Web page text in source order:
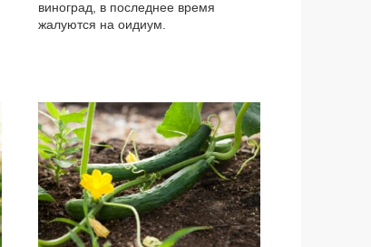
виноград, в последнее время
жалуются на оидиум.